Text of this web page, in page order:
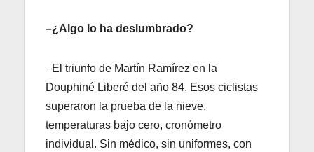
–¿Algo lo ha deslumbrado?
–El triunfo de Martín Ramírez en la
Douphiné Liberé del año 84. Esos ciclistas
superaron la prueba de la nieve,
temperaturas bajo cero, cronómetro
individual. Sin médico, sin uniformes, con